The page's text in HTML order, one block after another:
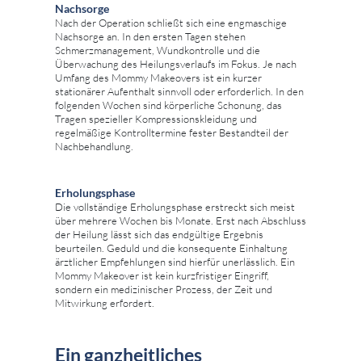
Nachsorge
Nach der Operation schließt sich eine engmaschige
Nachsorge an. In den ersten Tagen stehen
Schmerzmanagement, Wundkontrolle und die
Überwachung des Heilungsverlaufs im Fokus. Je nach
Umfang des Mommy Makeovers ist ein kurzer
stationärer Aufenthalt sinnvoll oder erforderlich. In den
folgenden Wochen sind körperliche Schonung, das
Tragen spezieller Kompressionskleidung und
regelmäßige Kontrolltermine fester Bestandteil der
Nachbehandlung.
Erholungsphase
Die vollständige Erholungsphase erstreckt sich meist
über mehrere Wochen bis Monate. Erst nach Abschluss
der Heilung lässt sich das endgültige Ergebnis
beurteilen. Geduld und die konsequente Einhaltung
ärztlicher Empfehlungen sind hierfür unerlässlich. Ein
Mommy Makeover ist kein kurzfristiger Eingriff,
sondern ein medizinischer Prozess, der Zeit und
Mitwirkung erfordert.
Ein ganzheitliches